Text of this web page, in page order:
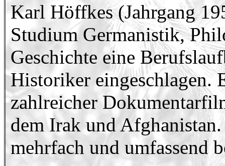
Karl Höffkes (Jahrgang
Studium Germanistik,
Geschichte eine
Historiker eingeschlagen.
zahlreicher
dem Irak und
mehrfach und umfassend